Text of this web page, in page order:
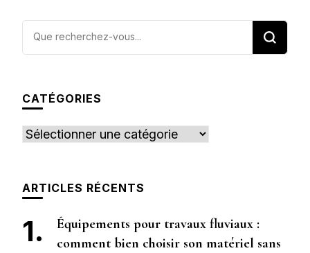
Vous
CATÉGORIES
Catégories
ARTICLES RÉCENTS
Équipements pour travaux fluviaux :
comment bien choisir son matériel sans